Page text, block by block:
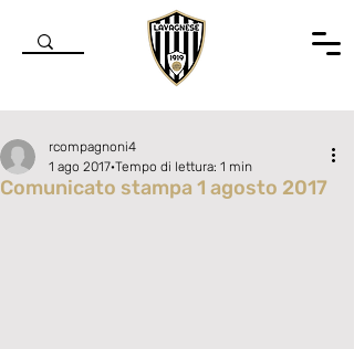
Comunicato stampa 1 agosto 2017
rcompagnoni4
1 ago 2017 Tempo di lettura: 1 min